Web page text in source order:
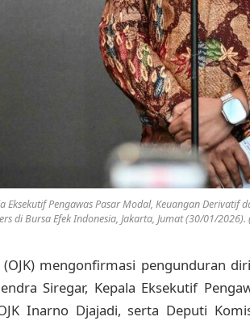
Pengawas Pasar Modal, Keuangan Derivatif
di Bursa Efek Indonesia, Jakarta, Jumat (30/01/2026).
mengonfirmasi pengunduran
Siregar, Kepala Eksekutif
Inarno Djajadi, serta Deputi